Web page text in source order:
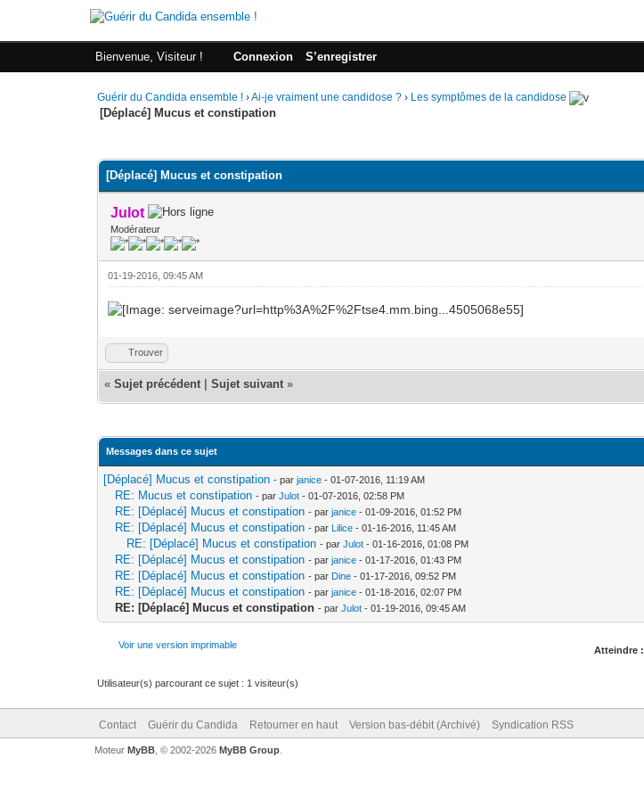
Bienvenue, Visiteur ! Connexion S’enregistrer
Guérir du Candida ensemble ! ›Ai-je vraiment une candidose ? › Les symptômes de la candidose
[Déplacé] Mucus et constipation
[Déplacé] Mucus et constipation
Julot
Modérateur
01-19-2016, 09:45 AM
Trouver
«Sujet précédent |Sujet suivant »
Messages dans ce sujet
[Déplacé] Mucus et constipation - parjanice - 01-07-2016, 11:19 AM
RE: Mucus et constipation - parJulot - 01-07-2016, 02:58 PM
RE: [Déplacé] Mucus et constipation - parjanice - 01-09-2016, 01:52 PM
RE: [Déplacé] Mucus et constipation - par Lilice - 01-16-2016, 11:45 AM
RE: [Déplacé] Mucus et constipation - parJulot - 01-16-2016, 01:08 PM
RE: [Déplacé] Mucus et constipation - parjanice - 01-17-2016, 01:43 PM
RE: [Déplacé] Mucus et constipation - par Dine - 01-17-2016, 09:52 PM
RE: [Déplacé] Mucus et constipation - parjanice - 01-18-2016, 02:07 PM
RE: [Déplacé] Mucus et constipation - parJulot - 01-19-2016, 09:45 AM
Voir une version imprimable Atteindre :
Utilisateur(s) parcourant ce sujet : 1 visiteur(s)
Contact Guérir du Candida Retourner en haut Version bas-débit (Archivé) Syndication RSS
Moteur MyBB, © 2002-2026 MyBB Group.